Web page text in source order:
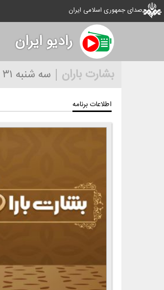
صدای جمهوری اسلامی ایران
رادیو ايران
بشارت باران سه شنبه ۳۱ تیر ۱۴۰۴
اطلاعات برنامه